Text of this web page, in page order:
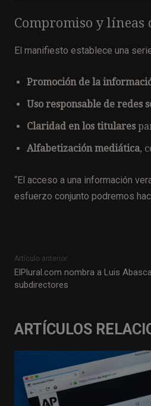
Compromiso y líneas
El manifiesto establece una
Promoción de la
Uso responsable de redes
Claridad en los titulares
Alfabetización mediática,
“El acceso a una información
esfuerzo conjunto podremos
Artículo anterior
ElPlural.com nombra a Luis
subdirectores
ARTÍCULOS